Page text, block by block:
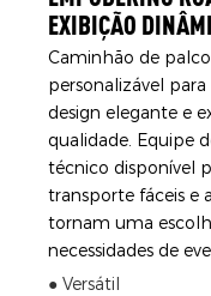
EXIBIÇÃO
Caminhão de
personalizável
design elegante e
qualidade. Equipe
técnico disponível
transporte fáceis e
tornam uma
necessidades de
● Versátil